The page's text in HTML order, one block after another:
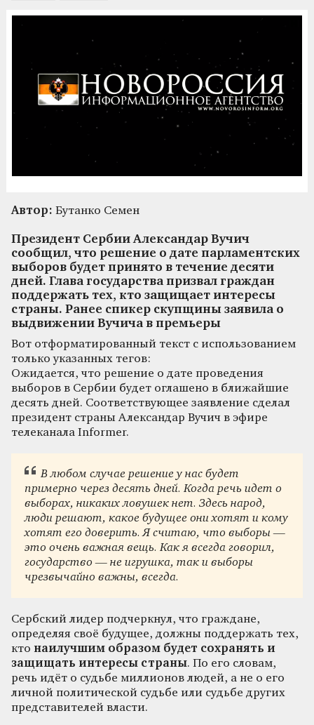
Автор: Бутанко Семен
Президент Сербии Александар Вучич
сообщил, что решение о дате парламентских
выборов будет принято в течение десяти
дней. Глава государства призвал граждан
поддержать тех, кто защищает интересы
страны. Ранее спикер скупщины заявила о
выдвижении Вучича в премьеры
Вот отформатированный текст с использованием
только указанных тегов:
Ожидается, что решение о дате проведения
выборов в Сербии будет оглашено в ближайшие
десять дней. Соответствующее заявление сделал
президент страны Александар Вучич в эфире
телеканала Informer.
В любом случае решение у нас будет
примерно через десять дней. Когда речь идет о
выборах, никаких ловушек нет. Здесь народ,
люди решают, какое будущее они хотят и кому
хотят его доверить. Я считаю, что выборы —
это очень важная вещь. Как я всегда говорил,
государство — не игрушка, так и выборы
чрезвычайно важны, всегда.
Сербский лидер подчеркнул, что граждане,
определяя своё будущее, должны поддержать тех,
кто наилучшим образом будет сохранять и
защищать интересы страны. По его словам,
речь идёт о судьбе миллионов людей, а не о его
личной политической судьбе или судьбе других
представителей власти.